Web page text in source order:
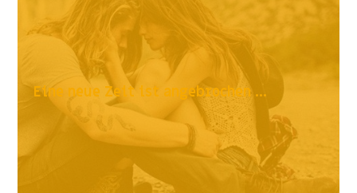
Eine neue Zeit ist angebrochen ...